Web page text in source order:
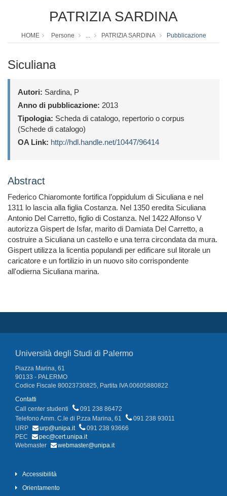
PATRIZIA SARDINA
HOME Persone ... PATRIZIA SARDINA Pubblicazione
Siculiana
Autori: Sardina, P
Anno di pubblicazione: 2013
Tipologia: Scheda di catalogo, repertorio o corpus
(Schede di catalogo)
OA Link: http://hdl.handle.net/10447/96414
Abstract
Federico Chiaromonte fortifica l’oppidulum di Siculiana e nel
1311 lo lascia alla figlia Costanza. Nel 1350 eredita Siculiana
Antonio Del Carretto, figlio di Costanza. Nel 1422 Alfonso V
autorizza Gispert de Isfar, marito di Damiata Del Carretto, a
costruire a Siculiana un castello e una terra circondata da mura.
Gispert utilizza la licentia populandi per edificare sul litorale un
caricatore e un fortilizio in un nuovo sito corrispondente
all'odierna Siculiana marina.
Università degli Studi di Palermo
Piazza Marina, 61
90133 - PALERMO
Codice Fiscale 80023730825, Partita IVA 00605880822
Contatti
Call center studenti
091 238 86472
Telefono Amm. C.le di P.zza Marina, 61
091 238 93011
URP
urp@unipa.it
091 238 93666
PEC
pec@cert.unipa.it
Webmaster
webmaster@unipa.it
Accessibilità
Orientamento